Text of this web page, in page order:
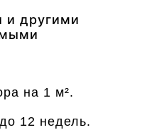
и другими
на 1 м².
12 недель.